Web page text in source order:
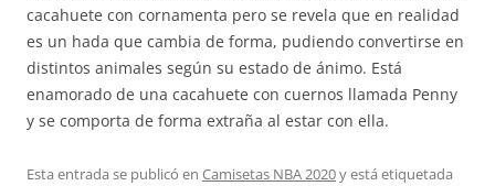
cacahuete con cornamenta pero se revela que en realidad
es un hada que cambia de forma, pudiendo convertirse en
distintos animales según su estado de ánimo. Está
enamorado de una cacahuete con cuernos llamada Penny
y se comporta de forma extraña al estar con ella.
Esta entrada se publicó en Camisetas NBA 2020y está etiquetada